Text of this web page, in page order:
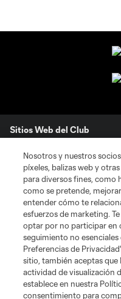
Sitios Web del Club
Club
Tickets
News
MLSSOCCER.COM
Nosotros y nuestros
píxeles, balizas web y
para diversos fines, como
como se pretende,
entender cómo te
esfuerzos de marketing.
optar por no participar en
seguimiento no
Preferencias de
sitio, también aceptas
actividad de visualización
establece en nuestra
consentimiento para